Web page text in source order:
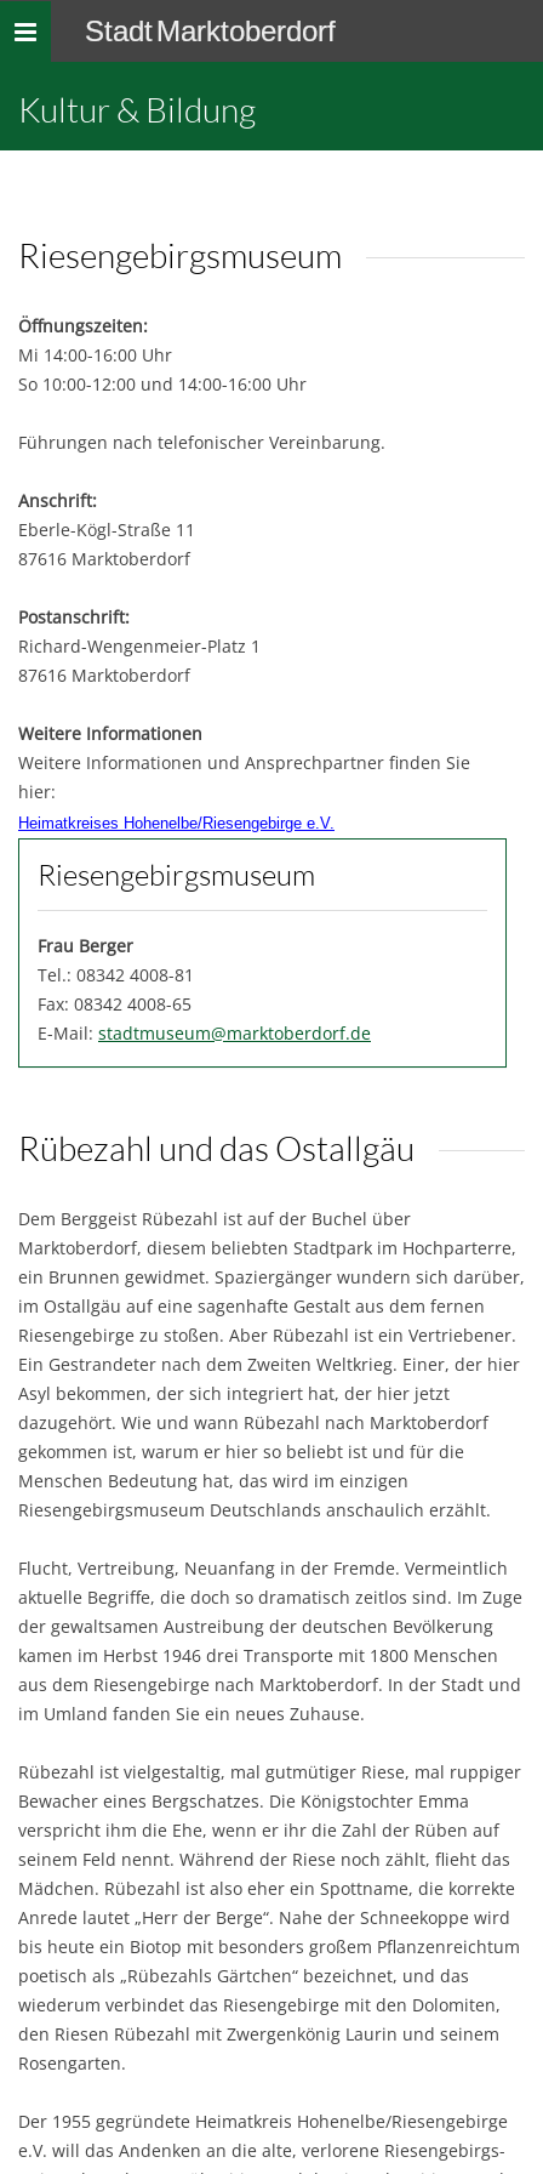
Toggle
navigation
Stadt Marktoberdorf
Kultur & Bildung
Riesengebirgsmuseum
Öffnungszeiten:
Mi 14:00-16:00 Uhr
So 10:00-12:00 und 14:00-16:00 Uhr
Führungen nach telefonischer Vereinbarung.
Anschrift:
Eberle-Kögl-Straße 11
87616 Marktoberdorf
Postanschrift:
Richard-Wengenmeier-Platz 1
87616 Marktoberdorf
Weitere Informationen
Weitere Informationen und Ansprechpartner finden Sie
hier:
Heimatkreises Hohenelbe/Riesengebirge e.V.
Riesengebirgsmuseum
Frau Berger
Tel.: 08342 4008-81
Fax: 08342 4008-65
E-Mail: stadtmuseum@marktoberdorf.de
Rübezahl und das Ostallgäu
Dem Berggeist Rübezahl ist auf der Buchel über
Marktoberdorf, diesem beliebten Stadtpark im Hochparterre,
ein Brunnen gewidmet. Spaziergänger wundern sich darüber,
im Ostallgäu auf eine sagenhafte Gestalt aus dem fernen
Riesengebirge zu stoßen. Aber Rübezahl ist ein Vertriebener.
Ein Gestrandeter nach dem Zweiten Weltkrieg. Einer, der hier
Asyl bekommen, der sich integriert hat, der hier jetzt
dazugehört. Wie und wann Rübezahl nach Marktoberdorf
gekommen ist, warum er hier so beliebt ist und für die
Menschen Bedeutung hat, das wird im einzigen
Riesengebirgsmuseum Deutschlands anschaulich erzählt.
Flucht, Vertreibung, Neuanfang in der Fremde. Vermeintlich
aktuelle Begriffe, die doch so dramatisch zeitlos sind. Im Zuge
der gewaltsamen Austreibung der deutschen Bevölkerung
kamen im Herbst 1946 drei Transporte mit 1800 Menschen
aus dem Riesengebirge nach Marktoberdorf. In der Stadt und
im Umland fanden Sie ein neues Zuhause.
Rübezahl ist vielgestaltig, mal gutmütiger Riese, mal ruppiger
Bewacher eines Bergschatzes. Die Königstochter Emma
verspricht ihm die Ehe, wenn er ihr die Zahl der Rüben auf
seinem Feld nennt. Während der Riese noch zählt, flieht das
Mädchen. Rübezahl ist also eher ein Spottname, die korrekte
Anrede lautet „Herr der Berge“. Nahe der Schneekoppe wird
bis heute ein Biotop mit besonders großem Pflanzenreichtum
poetisch als „Rübezahls Gärtchen“ bezeichnet, und das
wiederum verbindet das Riesengebirge mit den Dolomiten,
den Riesen Rübezahl mit Zwergenkönig Laurin und seinem
Rosengarten.
Der 1955 gegründete Heimatkreis Hohenelbe/Riesengebirge
e.V. will das Andenken an die alte, verlorene Riesengebirgs-